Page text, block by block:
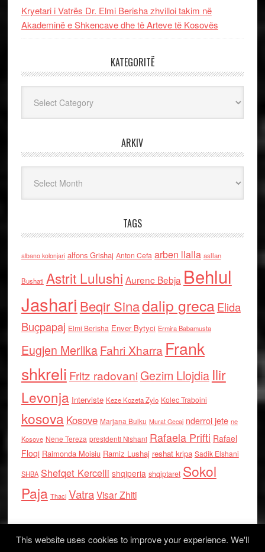
Kryetari i Vatrës Dr. Elmi Berisha zhvilloi takim në
Akademinë e Shkencave dhe të Arteve të Kosovës
KATEGORITË
ARKIV
TAGS
albano kolonjari alfons Grishaj Anton Cefa arben llalla asllan
Bushati Astrit Lulushi Aurenc Bebja Behlul
Jashari Beqir Sinadalip grecaElida
Buçpapaj Elmi Berisha Enver Bytyci Ermira Babamusta
Eugjen MerlikaFahri Xharra Frank
shkreli Fritz radovaniGezim Llojdia Ilir
Levonja Interviste Keze Kozeta Zylo Kolec Traboini
kosova Kosove Marjana Bulku Murat Gecaj nderroi jete ne
Kosove Nene Tereza presidenti Nishani Rafaela Prifti Rafael
Floqi Raimonda Moisiu Ramiz Lushaj reshat kripa Sadik Elshani
SHBA Shefqet Kercelli shqiperia shqiptaret Sokol
Paja Thaci VatraVisar Zhiti
This website uses cookies to improve your experience. We'll